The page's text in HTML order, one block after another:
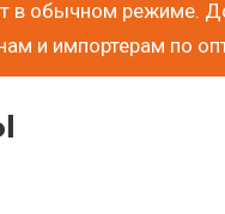
в обычном режиме.
и импортерам по